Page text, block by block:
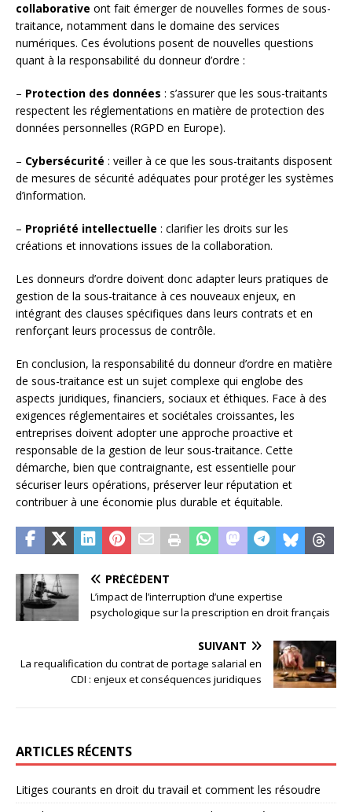
collaborative ont fait émerger de nouvelles formes de sous-
traitance, notamment dans le domaine des services
numériques. Ces évolutions posent de nouvelles questions
quant à la responsabilité du donneur d’ordre :
– Protection des données : s’assurer que les sous-traitants
respectent les réglementations en matière de protection des
données personnelles (RGPD en Europe).
– Cybersécurité : veiller à ce que les sous-traitants disposent
de mesures de sécurité adéquates pour protéger les systèmes
d’information.
– Propriété intellectuelle : clarifier les droits sur les
créations et innovations issues de la collaboration.
Les donneurs d’ordre doivent donc adapter leurs pratiques de
gestion de la sous-traitance à ces nouveaux enjeux, en
intégrant des clauses spécifiques dans leurs contrats et en
renforçant leurs processus de contrôle.
En conclusion, la responsabilité du donneur d’ordre en matière
de sous-traitance est un sujet complexe qui englobe des
aspects juridiques, financiers, sociaux et éthiques. Face à des
exigences réglementaires et sociétales croissantes, les
entreprises doivent adopter une approche proactive et
responsable de la gestion de leur sous-traitance. Cette
démarche, bien que contraignante, est essentielle pour
sécuriser leurs opérations, préserver leur réputation et
contribuer à une économie plus durable et équitable.
PRÉCÉDENT
L’impact de l’interruption d’une expertise
psychologique sur la prescription en droit français
SUIVANT
La requalification du contrat de portage salarial en
CDI : enjeux et conséquences juridiques
ARTICLES RÉCENTS
Litiges courants en droit du travail et comment les résoudre